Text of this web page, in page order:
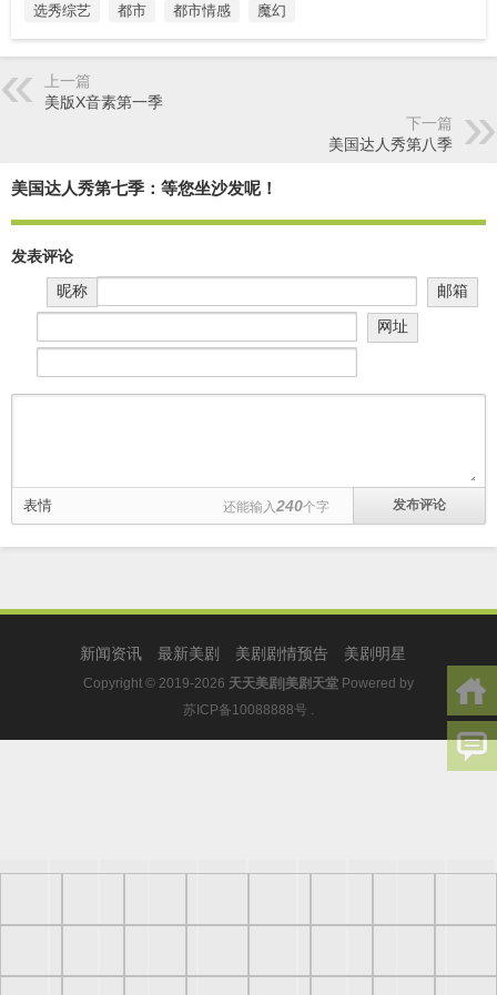
选秀综艺
都市 都市情感 魔幻
上一篇
美版X音素第一季
下一篇
美国达人秀第八季
美国达人秀第七季：等您坐沙发呢！
发表评论
昵称
邮箱
网址
表情 还能输入 240个字
新闻资讯 最新美剧 美剧剧情预告 美剧明星
Copyright © 2019-2026 天天美剧|美剧天堂 Powered by
苏ICP备10088888号 .